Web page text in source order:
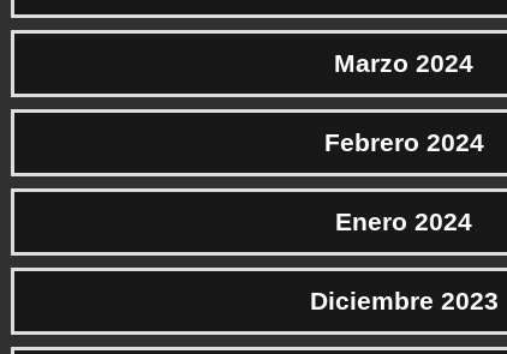
Marzo 2024
Febrero 2024
Enero 2024
Diciembre 2023